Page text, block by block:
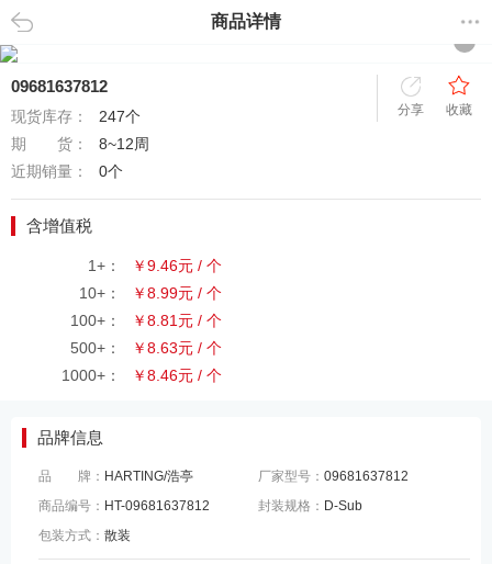
返回 商品详情
09681637812
现货库存：
247个
期 货：
8~12周
近期销量：
0个
分享 收藏
含增值税
1+：
￥9.46元 / 个
10+：
￥8.99元 / 个
100+：
￥8.81元 / 个
500+：
￥8.63元 / 个
1000+：
￥8.46元 / 个
品牌信息
品 牌： HARTING/浩亭 厂家型号：09681637812
商品编号： HT-09681637812 封装规格： D-Sub
包装方式： 散装